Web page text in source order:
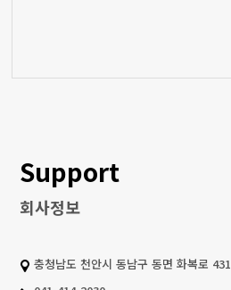
Support
회사정보
충청남도 천안시 동남구 동면 화복로 431